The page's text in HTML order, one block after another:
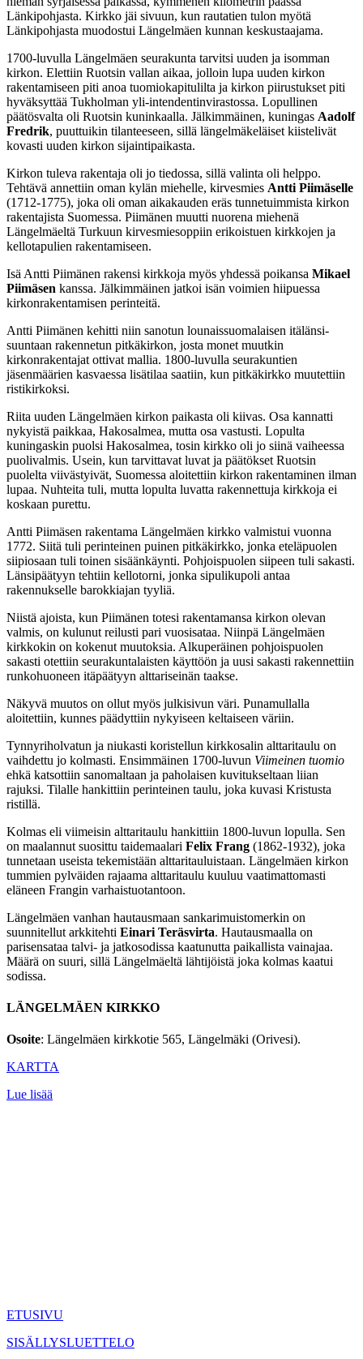
Länkipohjasta. Kirkko jäi sivuun, kun rautatien tulon myötä
Länkipohjasta muodostui Längelmäen kunnan keskustaajama.
1700-luvulla Längelmäen seurakunta tarvitsi uuden ja isomman
kirkon. Elettiin Ruotsin vallan aikaa, jolloin lupa uuden kirkon
rakentamiseen piti anoa tuomiokapitulilta ja kirkon piirustukset piti
hyväksyttää Tukholman yli-intendentinvirastossa. Lopullinen
päätösvalta oli Ruotsin kuninkaalla. Jälkimmäinen, kuningas Aadolf
Fredrik, puuttuikin tilanteeseen, sillä längelmäkeläiset kiistelivät
kovasti uuden kirkon sijaintipaikasta.
Kirkon tuleva rakentaja oli jo tiedossa, sillä valinta oli helppo.
Tehtävä annettiin oman kylän miehelle, kirvesmies Antti Piimäselle
(1712-1775), joka oli oman aikakauden eräs tunnetuimmista kirkon
rakentajista Suomessa. Piimänen muutti nuorena miehenä
Längelmäeltä Turkuun kirvesmiesoppiin erikoistuen kirkkojen ja
kellotapulien rakentamiseen.
Isä Antti Piimänen rakensi kirkkoja myös yhdessä poikansa Mikael
Piimäsen kanssa. Jälkimmäinen jatkoi isän voimien hiipuessa
kirkonrakentamisen perinteitä.
Antti Piimänen kehitti niin sanotun lounaissuomalaisen itälänsi-
suuntaan rakennetun pitkäkirkon, josta monet muutkin
kirkonrakentajat ottivat mallia. 1800-luvulla seurakuntien
jäsenmäärien kasvaessa lisätilaa saatiin, kun pitkäkirkko muutettiin
ristikirkoksi.
Riita uuden Längelmäen kirkon paikasta oli kiivas. Osa kannatti
nykyistä paikkaa, Hakosalmea, mutta osa vastusti. Lopulta
kuningaskin puolsi Hakosalmea, tosin kirkko oli jo siinä vaiheessa
puolivalmis. Usein, kun tarvittavat luvat ja päätökset Ruotsin
puolelta viivästyivät, Suomessa aloitettiin kirkon rakentaminen ilman
lupaa. Nuhteita tuli, mutta lopulta luvatta rakennettuja kirkkoja ei
koskaan purettu.
Antti Piimäsen rakentama Längelmäen kirkko valmistui vuonna
1772. Siitä tuli perinteinen puinen pitkäkirkko, jonka eteläpuolen
siipiosaan tuli toinen sisäänkäynti. Pohjoispuolen siipeen tuli sakasti.
Länsipäätyyn tehtiin kellotorni, jonka sipulikupoli antaa
rakennukselle barokkiajan tyyliä.
Niistä ajoista, kun Piimänen totesi rakentamansa kirkon olevan
valmis, on kulunut reilusti pari vuosisataa. Niinpä Längelmäen
kirkkokin on kokenut muutoksia. Alkuperäinen pohjoispuolen
sakasti otettiin seurakuntalaisten käyttöön ja uusi sakasti rakennettiin
runkohuoneen itäpäätyyn alttariseinän taakse.
Näkyvä muutos on ollut myös julkisivun väri. Punamullalla
aloitettiin, kunnes päädyttiin nykyiseen keltaiseen väriin.
Tynnyriholvatun ja niukasti koristellun kirkkosalin alttaritaulu on
vaihdettu jo kolmasti. Ensimmäinen 1700-luvun Viimeinen tuomio
ehkä katsottiin sanomaltaan ja paholaisen kuvitukseltaan liian
rajuksi. Tilalle hankittiin perinteinen taulu, joka kuvasi Kristusta
ristillä.
Kolmas eli viimeisin alttaritaulu hankittiin 1800-luvun lopulla. Sen
on maalannut suosittu taidemaalari Felix Frang (1862-1932), joka
tunnetaan useista tekemistään alttaritauluistaan. Längelmäen kirkon
tummien pylväiden rajaama alttaritaulu kuuluu vaatimattomasti
eläneen Frangin varhaistuotantoon.
Längelmäen vanhan hautausmaan sankarimuistomerkin on
suunnitellut arkkitehti Einari Teräsvirta. Hautausmaalla on
parisensataa talvi- ja jatkosodissa kaatunutta paikallista vainajaa.
Määrä on suuri, sillä Längelmäeltä lähtijöistä joka kolmas kaatui
sodissa.
LÄNGELMÄEN KIRKKO
Osoite: Längelmäen kirkkotie 565, Längelmäki (Orivesi).
KARTTA
Lue lisää
ETUSIVU
SISÄLLYSLUETTELO